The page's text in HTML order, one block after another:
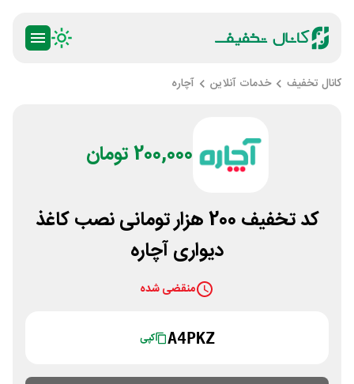
کانال تخفیف خدمات آنلاین آچاره
200,000 تومان
کد تخفیف 200 هزار تومانی نصب کاغذ
دیواری آچاره
منقضی شده
A4PKZ کپی